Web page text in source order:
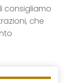
consigliamo
che